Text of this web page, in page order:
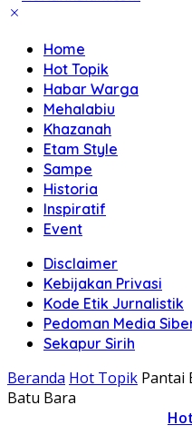
Home
Hot Topik
Habar Warga
Mehalabiu
Khazanah
Etam Style
Sampe
Historia
Inspiratif
Event
Disclaimer
Kebijakan Privasi
Kode Etik Jurnalistik
Pedoman Media
Sekapur Sirih
Beranda Hot Topik Pantai
Batu Bara